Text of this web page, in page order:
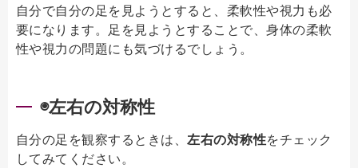
自分で自分の足を見ようとすると、柔軟性や視力も必
要になります。足を見ようとすることで、身体の柔軟
性や視力の問題にも気づけるでしょう。
◉左右の対称性
自分の足を観察するときは、左右の対称性をチェック
してみてください。